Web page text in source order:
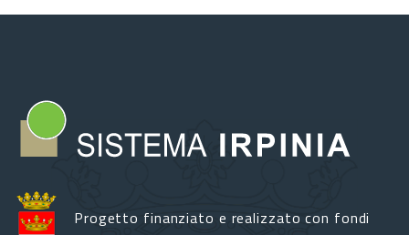
Progetto finanziato e realizzato con fondi